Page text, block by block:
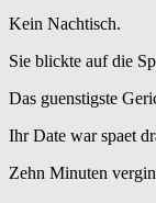
Kein Nachtisch.
Sie blickte auf die
Das guenstigste
Ihr Date war spaet
Zehn Minuten